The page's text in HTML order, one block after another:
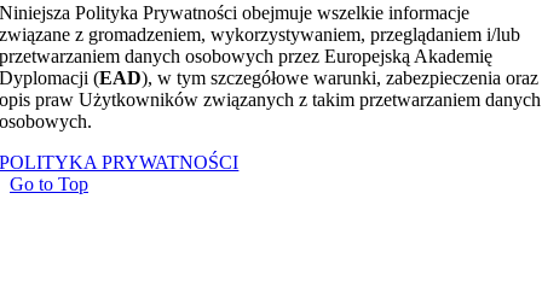
Niniejsza Polityka Prywatności obejmuje wszelkie informacje
związane z gromadzeniem, wykorzystywaniem, przeglądaniem i/lub
przetwarzaniem danych osobowych przez Europejską Akademię
Dyplomacji (EAD), w tym szczegółowe warunki, zabezpieczenia oraz
opis praw Użytkowników związanych z takim przetwarzaniem danych
osobowych.
POLITYKA PRYWATNOŚCI
Go to Top